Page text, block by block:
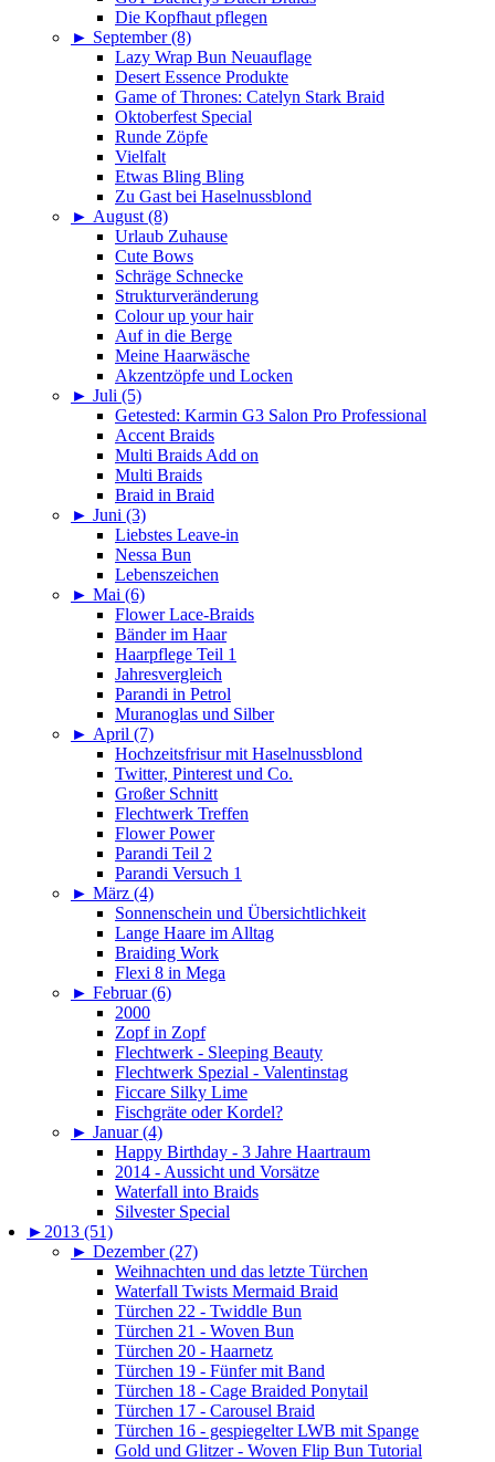
Die Kopfhaut pflegen
► September (8)
Lazy Wrap Bun Neuauflage
Desert Essence Produkte
Game of Thrones: Catelyn Stark Braid
Oktoberfest Special
Runde Zöpfe
Vielfalt
Etwas Bling Bling
Zu Gast bei Haselnussblond
► August (8)
Urlaub Zuhause
Cute Bows
Schräge Schnecke
Strukturveränderung
Colour up your hair
Auf in die Berge
Meine Haarwäsche
Akzentzöpfe und Locken
► Juli (5)
Getested: Karmin G3 Salon Pro Professional
Accent Braids
Multi Braids Add on
Multi Braids
Braid in Braid
► Juni (3)
Liebstes Leave-in
Nessa Bun
Lebenszeichen
► Mai (6)
Flower Lace-Braids
Bänder im Haar
Haarpflege Teil 1
Jahresvergleich
Parandi in Petrol
Muranoglas und Silber
► April (7)
Hochzeitsfrisur mit Haselnussblond
Twitter, Pinterest und Co.
Großer Schnitt
Flechtwerk Treffen
Flower Power
Parandi Teil 2
Parandi Versuch 1
► März (4)
Sonnenschein und Übersichtlichkeit
Lange Haare im Alltag
Braiding Work
Flexi 8 in Mega
► Februar (6)
2000
Zopf in Zopf
Flechtwerk - Sleeping Beauty
Flechtwerk Spezial - Valentinstag
Ficcare Silky Lime
Fischgräte oder Kordel?
► Januar (4)
Happy Birthday - 3 Jahre Haartraum
2014 - Aussicht und Vorsätze
Waterfall into Braids
Silvester Special
► 2013 (51)
► Dezember (27)
Weihnachten und das letzte Türchen
Waterfall Twists Mermaid Braid
Türchen 22 - Twiddle Bun
Türchen 21 - Woven Bun
Türchen 20 - Haarnetz
Türchen 19 - Fünfer mit Band
Türchen 18 - Cage Braided Ponytail
Türchen 17 - Carousel Braid
Türchen 16 - gespiegelter LWB mit Spange
Gold und Glitzer - Woven Flip Bun Tutorial